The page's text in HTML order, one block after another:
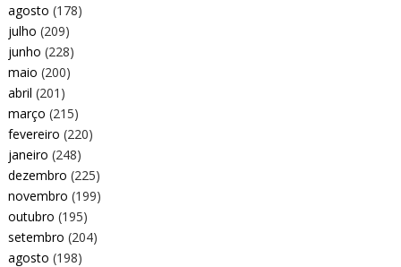
agosto (178)
julho (209)
junho (228)
maio (200)
abril (201)
março (215)
fevereiro (220)
janeiro (248)
dezembro (225)
novembro (199)
outubro (195)
setembro (204)
agosto (198)